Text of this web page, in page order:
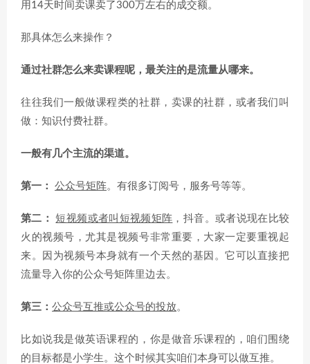
用14天时间卖课卖了300万左右的成交额。
那具体怎么来操作？
通过社群怎么来卖课程呢，最关注的是流量从哪来。
往往我们一般做课程类的社群，卖课的社群，或者我们叫
做：知识付费社群。
一般有几个主流的渠道。
第一： 公众号矩阵。有很多订阅号，服务号等等。
第二：短视频或者叫短视频矩阵 ，抖音。或者说现在比较
火的视频号，尤其是视频号非常重要，大家一定要重视起
来。因为视频号本身就有一个天然的基因。它可以直接把
流量导入你的公众号矩阵里边去。
第三： 公众号互推或公众号的投放。
比如说我是做英语课程的，你是做音乐课程的，咱们围绕
的目标都是小学生。这个时候其实咱们本身可以做互推。